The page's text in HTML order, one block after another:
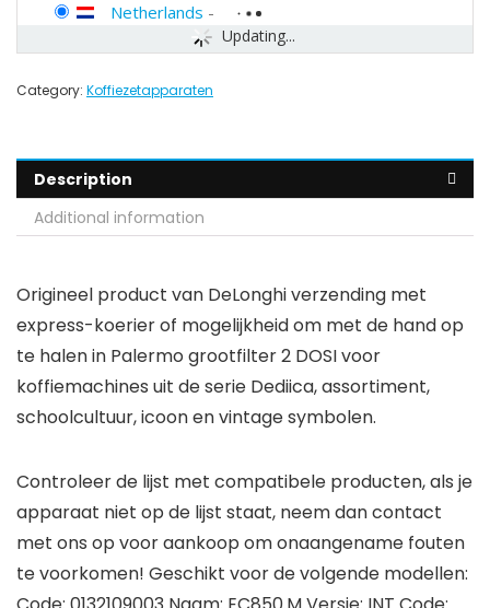
Updating...
Netherlands -
Category: Koffiezetapparaten
Description
Additional information
Origineel product van DeLonghi verzending met
express-koerier of mogelijkheid om met de hand op
te halen in Palermo grootfilter 2 DOSI voor
koffiemachines uit de serie Dediica, assortiment,
schoolcultuur, icoon en vintage symbolen.
Controleer de lijst met compatibele producten, als je
apparaat niet op de lijst staat, neem dan contact
met ons op voor aankoop om onaangename fouten
te voorkomen! Geschikt voor de volgende modellen: